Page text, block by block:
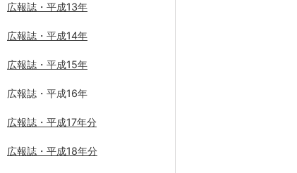
広報誌・平成13年
広報誌・平成14年
広報誌・平成15年
広報誌・平成16年
広報誌・平成17年分
広報誌・平成18年分